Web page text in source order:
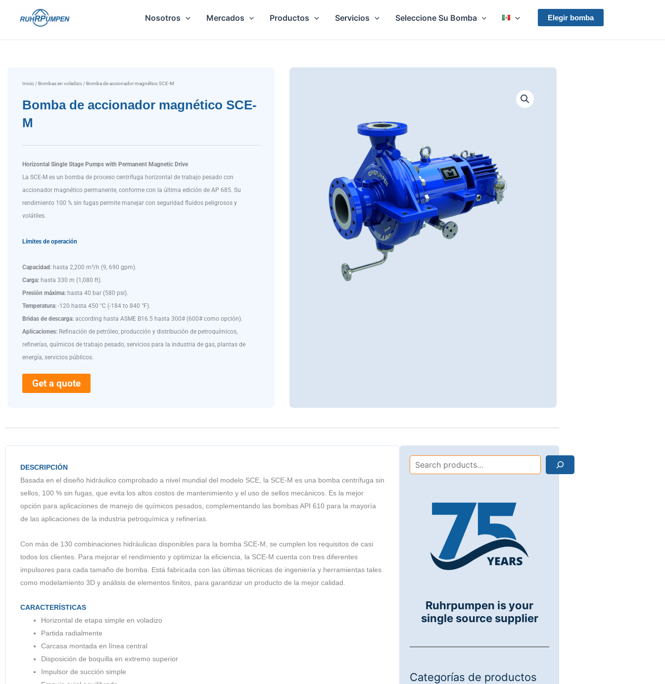
Nosotros Mercados Productos Servicios Seleccione Su Bomba Elegir bomba
Inicio /Bombas en voladizo / Bomba de accionador magnético SCE-M
Bomba de accionador magnético SCE-
M
Horizontal Single Stage Pumps with Permanent Magnetic Drive
La SCE-M es un bomba de proceso centrífuga horizontal de trabajo pesado con
accionador magnético permanente, conforme con la última edición de AP 685. Su
rendimiento 100 % sin fugas permite manejar con seguridad fluidos peligrosos y
volátiles.
Límites de operación
Capacidad: hasta 2,200 m³/h (9, 690 gpm).
Carga: hasta 330 m (1,080 ft).
Presión máxima: hasta 40 bar (580 psi).
Temperatura: -120 hasta 450 °C (-184 to 840 °F).
Bridas de descarga: according hasta ASME B16.5 hasta 300# (600# como opción).
Aplicaciones: Refinación de petróleo, producción y distribución de petroquímicos,
refinerías, químicos de trabajo pesado, servicios para la industria de gas, plantas de
energía, servicios públicos.
Get a quote
DESCRIPCIÓN
Basada en el diseño hidráulico comprobado a nivel mundial del modelo SCE, la SCE-M es una bomba centrífuga sin
sellos, 100 % sin fugas, que evita los altos costos de mantenimiento y el uso de sellos mecánicos. Es la mejor
opción para aplicaciones de manejo de químicos pesados, complementando las bombas API 610 para la mayoría
de las aplicaciones de la industria petroquímica y refinerías.
Con más de 130 combinaciones hidráulicas disponibles para la bomba SCE-M, se cumplen los requisitos de casi
todos los clientes. Para mejorar el rendimiento y optimizar la eficiencia, la SCE-M cuenta con tres diferentes
impulsores para cada tamaño de bomba. Está fabricada con las últimas técnicas de ingeniería y herramientas tales
como modelamiento 3D y análisis de elementos finitos, para garantizar un producto de la mejor calidad.
CARACTERÍSTICAS
Horizontal de etapa simple en voladizo
Partida radialmente
Carcasa montada en línea central
Disposición de boquilla en extremo superior
Impulsor de succión simple
Search
Ruhrpumpen is your
single source supplier
Categorías de productos